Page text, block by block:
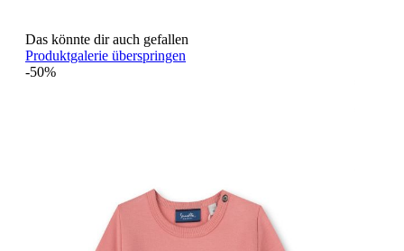
Das könnte dir auch gefallen
Produktgalerie überspringen
-50%